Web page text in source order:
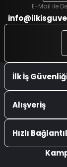
E-Mail ile
İlk İş
Alışveriş
Hızlı